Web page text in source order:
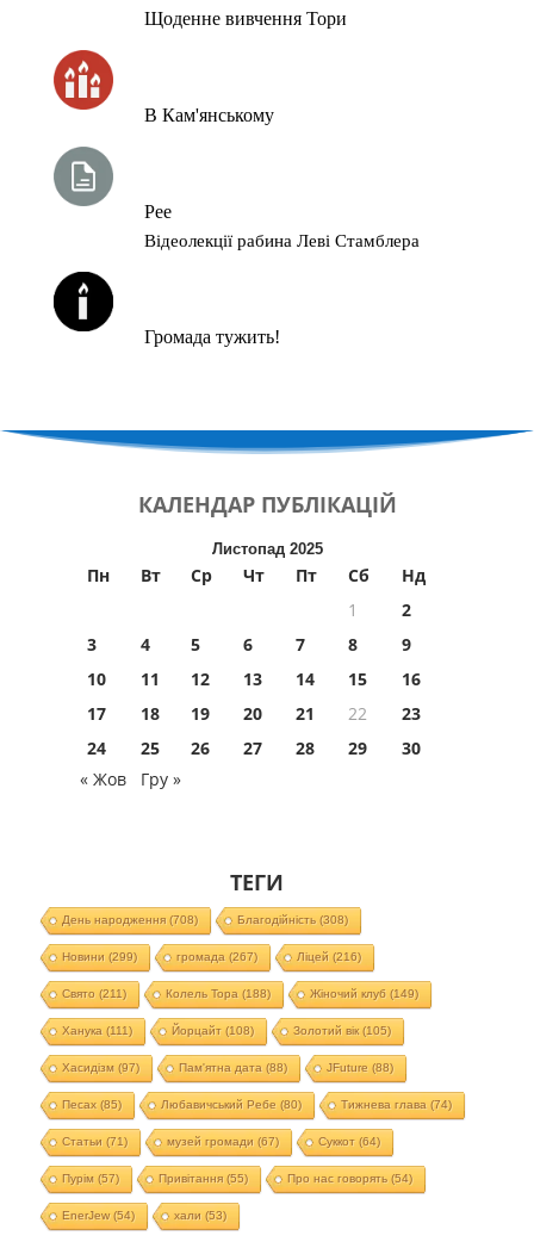
Щоденне вивчення Тори
В Кам'янському
Рее
Відеолекції рабина Леві Стамблера
Громада тужить!
КАЛЕНДАР ПУБЛІКАЦІЙ
Листопад 2025
Пн Вт Ср Чт Пт Сб
Нд
1
2
3
4 5 6 7 8
9
10
11 12 13 14 15
16
17
18 19 20 21 22
23
24
25 26 27 28 29
30
« Жов
Гру »
ТЕГИ
День народження(708) Благодійність (308)
Новини (299) громада (267) Ліцей (216)
Свято (211) Колель Тора (188) Жіночий клуб (149)
Ханука (111) Йорцайт (108) Золотий вік(105)
Хасидізм (97) Пам'ятна дата (88) JFuture (88)
Песах(85) Любавичський Ребе (80) Тижнева глава (74)
Статьи (71) музей громади (67) Суккот (64)
Пурім (57) Привітання(55) Про нас говорять (54)
EnerJew(54) хали (53)